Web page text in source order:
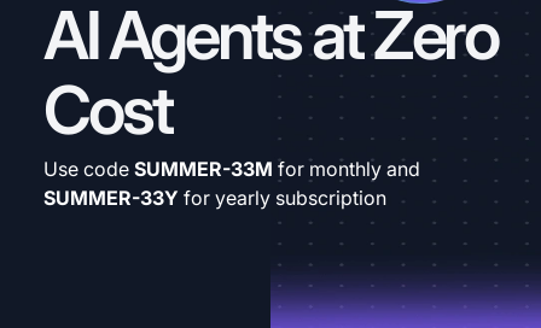
AI Agents at Zero
Cost
Use code SUMMER-33M for monthly and
SUMMER-33Y for yearly subscription